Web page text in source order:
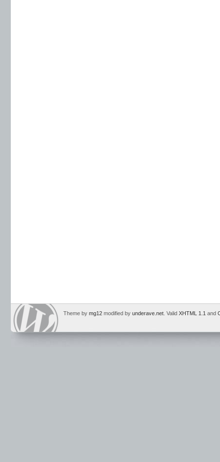
Theme by mg12 modified by underave.net . Valid XHTML 1.1 and